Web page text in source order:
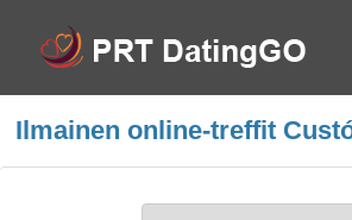
Ilmainen online-treffit